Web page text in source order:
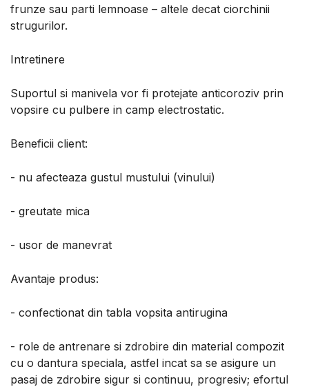
frunze sau parti lemnoase – altele decat ciorchinii
strugurilor.
Intretinere
Suportul si manivela vor fi protejate anticoroziv prin
vopsire cu pulbere in camp electrostatic.
Beneficii client:
- nu afecteaza gustul mustului (vinului)
- greutate mica
- usor de manevrat
Avantaje produs:
- confectionat din tabla vopsita antirugina
- role de antrenare si zdrobire din material compozit
cu o dantura speciala, astfel incat sa se asigure un
pasaj de zdrobire sigur si continuu, progresiv; efortul